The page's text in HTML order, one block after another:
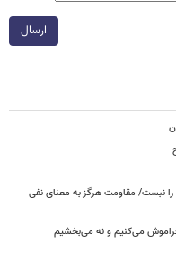
ارسال
نبست/ مقاومت هرگز به معنای نفی
فراموش می‌کنیم و نه می‌بخشیم